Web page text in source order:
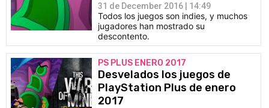
31 de December 2016 | 14:49
Todos los juegos son indies, y muchos
jugadores han mostrado su
descontento.
PS PLUS ENERO 2017
Desvelados los juegos de
PlayStation Plus de enero
2017